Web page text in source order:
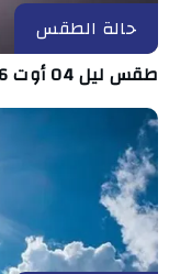
حالة الطقس
طقس ليل 04 أوت 2026.. خلايا رعدية مصحوبة بأمطار